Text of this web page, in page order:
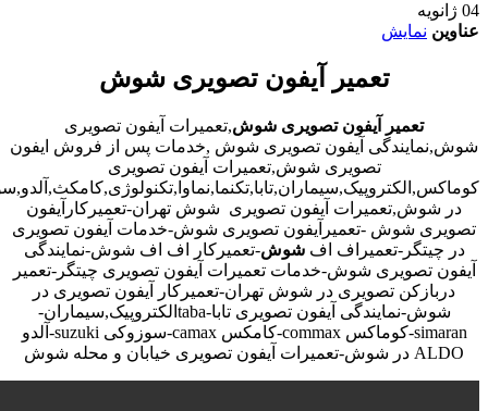
04 ژانویه
عناوین نمایش
تعمیر آیفون تصویری شوش
تعمیر آیفون تصویری شوش,تعمیرات آیفون تصویری
شوش,نمایندگی آیفون تصویری شوش ,خدمات پس از فروش ایفون
تصویری شوش,تعمیرات آیفون تصویری
در شوش,تعمیرات آیفون تصویری شوش تهران-تعمیرکارآیفون
تصویری شوش -تعمیرآیفون تصویری شوش-خدمات آیفون تصویری
در چیتگر-تعمیراف افشوش-تعمیرکار اف اف شوش-نمایندگی
آیفون تصویری شوش-خدمات تعمیرات آیفون تصویری چیتگر-تعمیر
دربازکن تصویری در شوش تهران-تعمیرکار آیفون تصویری در
شوش-نمایندگی آیفون تصویری تابا-tabaالکتروپیک,سیماران-
simaran-کوماکس commax-کامکس camax-سوزوکی suzuki-آلدو
ALDO در شوش-تعمیرات آیفون تصویری خیابان و محله شوش